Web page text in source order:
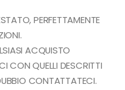
PERFETTAMENTE
ACQUISTO
CON QUELLI DESCRITTI
CONTATTATECI.